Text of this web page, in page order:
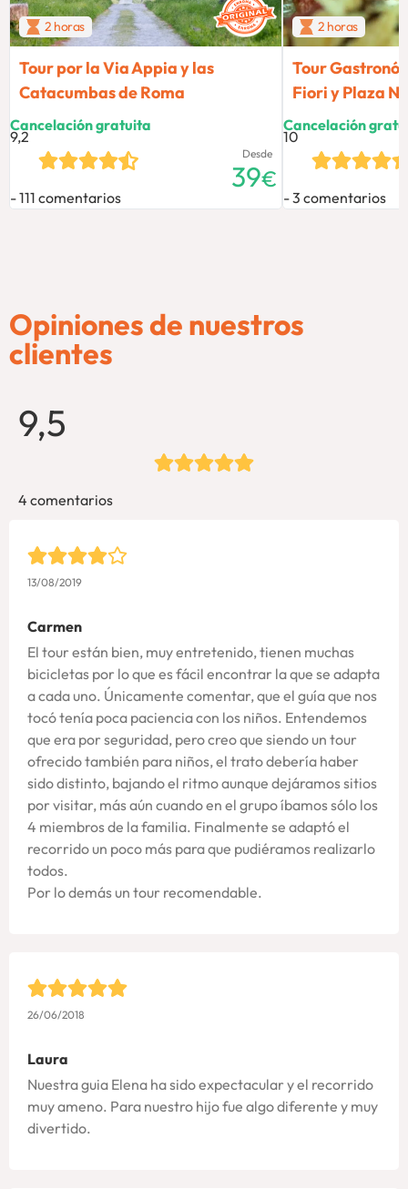
2 horas
Tour por la Via Appia y las
Catacumbas de Roma
9,2
111 comentarios
Desde
39€
Cancelación gratuita
2 horas
Tour
Fiori y Plaza
10
3 comentarios
Cancelación
Opiniones de nuestros
clientes
9,5
4 comentarios
13/08/2019
Carmen
El tour están bien, muy entretenido, tienen muchas
bicicletas por lo que es fácil encontrar la que se adapta
a cada uno. Únicamente comentar, que el guía que nos
tocó tenía poca paciencia con los niños. Entendemos
que era por seguridad, pero creo que siendo un tour
ofrecido también para niños, el trato debería haber
sido distinto, bajando el ritmo aunque dejáramos sitios
por visitar, más aún cuando en el grupo íbamos sólo los
4 miembros de la familia. Finalmente se adaptó el
recorrido un poco más para que pudiéramos realizarlo
todos.
Por lo demás un tour recomendable.
26/06/2018
Laura
Nuestra guia Elena ha sido expectacular y el recorrido
muy ameno. Para nuestro hijo fue algo diferente y muy
divertido.